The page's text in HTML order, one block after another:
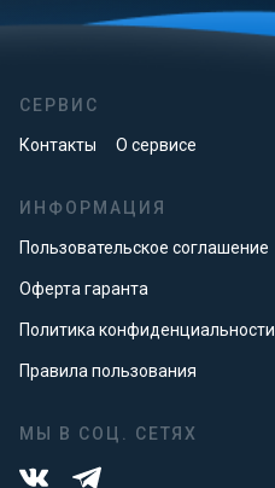
СЕРВИС
Контакты О сервисе
ИНФОРМАЦИЯ
Пользовательское соглашение
Оферта гаранта
Политика конфиденциальности
Правила пользования
МЫ В СОЦ. СЕТЯХ